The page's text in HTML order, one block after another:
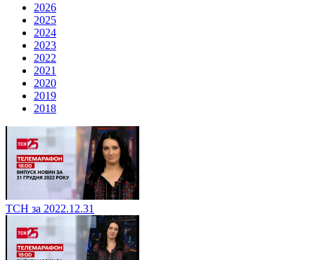
2026
2025
2024
2023
2022
2021
2020
2019
2018
ТСН за 2022.12.31